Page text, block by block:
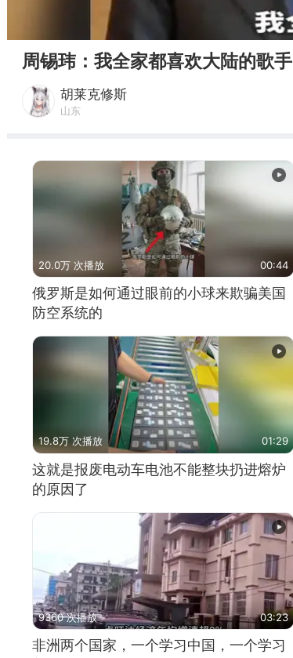
周锡玮：我全家都喜欢大陆的歌手
胡莱克修斯
山东
20.0万 次播放 00:44
俄罗斯是如何通过眼前的小球来欺骗美国
防空系统的
19.8万 次播放 01:29
这就是报废电动车电池不能整块扔进熔炉
的原因了
9360 次播放 03:23
非洲两个国家，一个学习中国，一个学习